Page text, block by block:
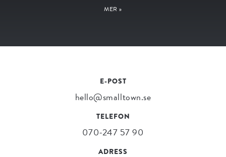
MER »
E-POST
hello@smalltown.se
TELEFON
070-247 57 90
ADRESS